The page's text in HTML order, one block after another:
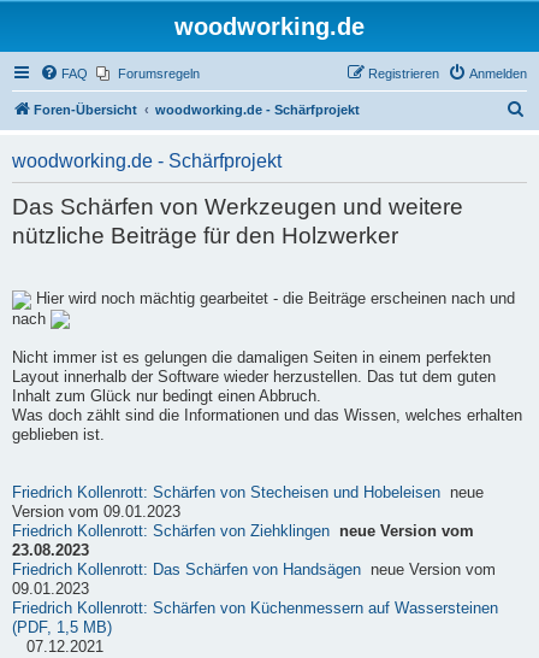
woodworking.de
FAQ Forumsregeln Anmelden
Registrieren
Foren-Übersicht woodworking.de - Schärfprojekt
woodworking.de - Schärfprojekt
Das Schärfen von Werkzeugen und weitere
nützliche Beiträge für den Holzwerker
Hier wird noch mächtig gearbeitet - die Beiträge erscheinen nach und
nach
Nicht immer ist es gelungen die damaligen Seiten in einem perfekten
Layout innerhalb der Software wieder herzustellen. Das tut dem guten
Inhalt zum Glück nur bedingt einen Abbruch.
Was doch zählt sind die Informationen und das Wissen, welches erhalten
geblieben ist.
Friedrich Kollenrott: Schärfen von Stecheisen und Hobeleisen neue
Version vom 09.01.2023
Friedrich Kollenrott: Schärfen von Ziehklingen
neue Version vom
23.08.2023
Friedrich Kollenrott: Das Schärfen von Handsägen neue Version vom
09.01.2023
Friedrich Kollenrott: Schärfen von Küchenmessern auf Wassersteinen
(PDF, 1,5 MB)
07.12.2021